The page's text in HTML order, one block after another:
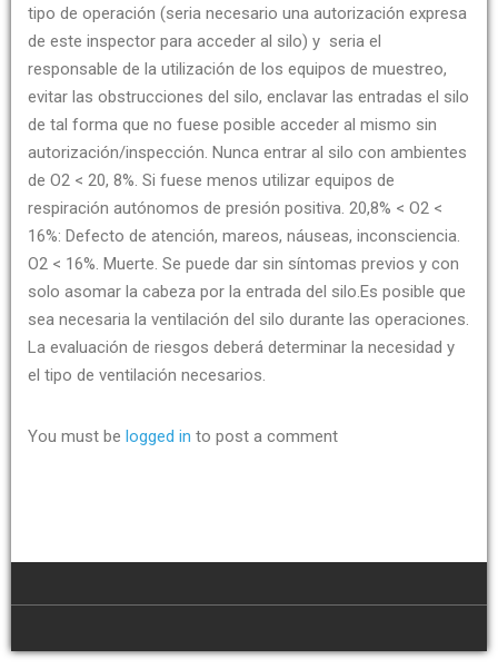
tipo de operación (seria necesario una autorización expresa
de este inspector para acceder al silo) y seria el
responsable de la utilización de los equipos de muestreo,
evitar las obstrucciones del silo, enclavar las entradas el silo
de tal forma que no fuese posible acceder al mismo sin
autorización/inspección. Nunca entrar al silo con ambientes
de O2 < 20, 8%. Si fuese menos utilizar equipos de
respiración autónomos de presión positiva. 20,8% < O2 <
16%: Defecto de atención, mareos, náuseas, inconsciencia.
O2 < 16%. Muerte. Se puede dar sin síntomas previos y con
solo asomar la cabeza por la entrada del silo.Es posible que
sea necesaria la ventilación del silo durante las operaciones.
La evaluación de riesgos deberá determinar la necesidad y
el tipo de ventilación necesarios.
You must be logged in to post a comment